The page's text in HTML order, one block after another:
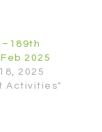
–189th
2025
2025
Activities"